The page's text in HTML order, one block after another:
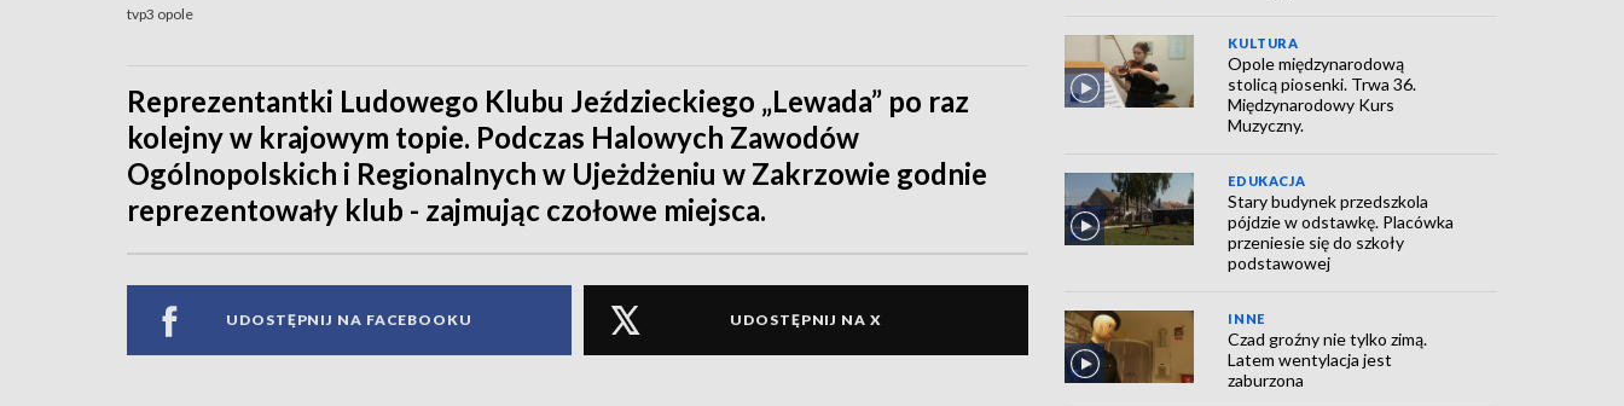
tvp3 opole
Reprezentantki Ludowego Klubu Jeździeckiego „Lewada” po raz
kolejny w krajowym topie. Podczas Halowych Zawodów
Ogólnopolskich i Regionalnych w Ujeżdżeniu w Zakrzowie godnie
reprezentowały klub - zajmując czołowe miejsca.
UDOSTĘPNIJ NA FACEBOOKU UDOSTĘPNIJ NA X
KULTURA
Opole międzynarodową
stolicą piosenki. Trwa 36.
Międzynarodowy Kurs
Muzyczny.
EDUKACJA
Stary budynek przedszkola
pójdzie w odstawkę. Placówka
przeniesie się do szkoły
podstawowej
INNE
Czad groźny nie tylko zimą.
Latem wentylacja jest
zaburzona